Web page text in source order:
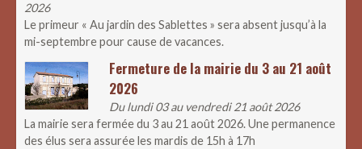
2026
Le primeur « Au jardin des Sablettes » sera absent jusqu’à la
mi-septembre pour cause de vacances.
Fermeture de la mairie du 3 au 21 août
2026
Du lundi 03 au vendredi 21 août 2026
La mairie sera fermée du 3 au 21 août 2026. Une permanence
des élus sera assurée les mardis de 15h à 17h